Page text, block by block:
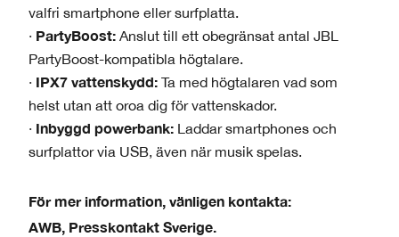
valfri smartphone eller surfplatta.
· PartyBoost: Anslut till ett obegränsat antal JBL
PartyBoost-kompatibla högtalare.
· IPX7 vattenskydd: Ta med högtalaren vad som
helst utan att oroa dig för vattenskador.
· Inbyggd powerbank: Laddar smartphones och
surfplattor via USB, även när musik spelas.
För mer information, vänligen kontakta:
AWB, Presskontakt Sverige.